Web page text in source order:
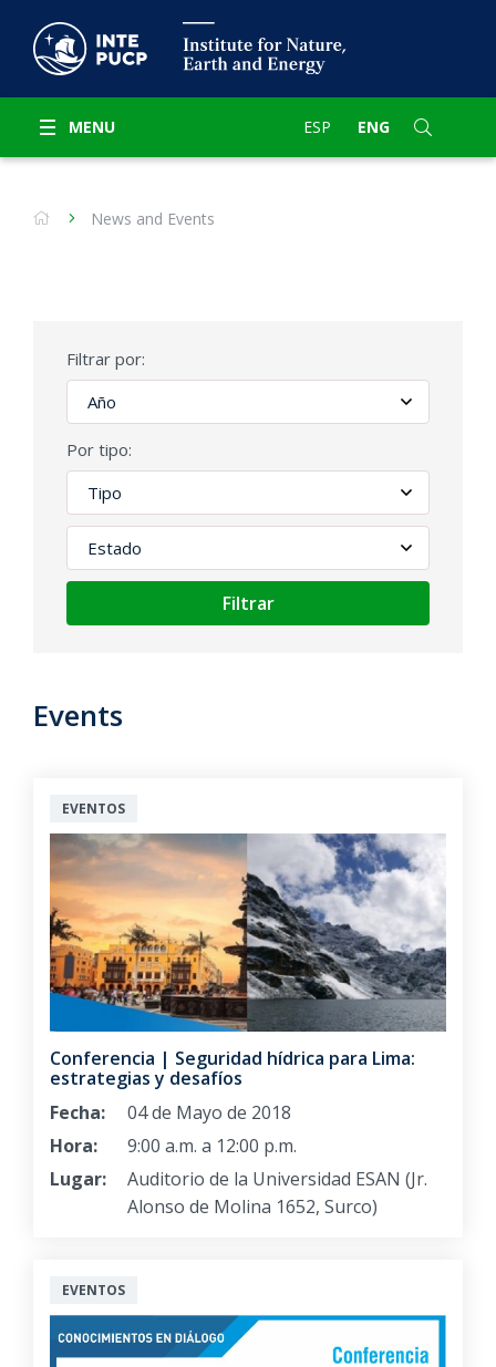
MENU ESP ENG
News and Events
Filtrar por:
Por tipo:
Filtrar
Events
EVENTOS
Conferencia | Seguridad hídrica para Lima:
estrategias y desafíos
Fecha:
04 de Mayo de 2018
Hora:
9:00 a.m. a 12:00 p.m.
Lugar:
Auditorio de la Universidad ESAN (Jr.
Alonso de Molina 1652, Surco)
EVENTOS